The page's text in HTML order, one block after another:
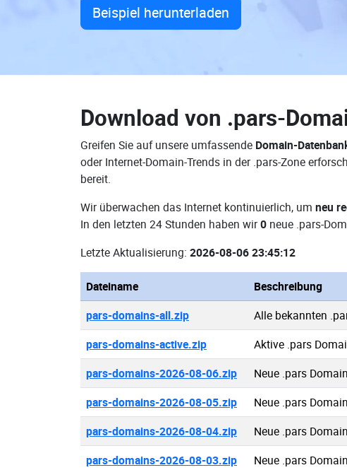
Beispiel herunterladen
Download von .pars-
Greifen Sie auf unsere umfassende Domain-
oder Internet-Domain-Trends in der .pars-Zone
bereit.
Wir überwachen das Internet kontinuierlich, um neu
In den letzten 24 Stunden haben wir0 neue .pars-
Letzte Aktualisierung: 2026-08-06 23:45:12
Dateiname Beschreibung
pars-domains-all.zip Alle bekannten
pars-domains-active.zip Aktive .pars
pars-domains-2026-08-06.zip Neue .pars
pars-domains-2026-08-05.zip Neue .pars
pars-domains-2026-08-04.zip Neue .pars
pars-domains-2026-08-03.zip Neue .pars